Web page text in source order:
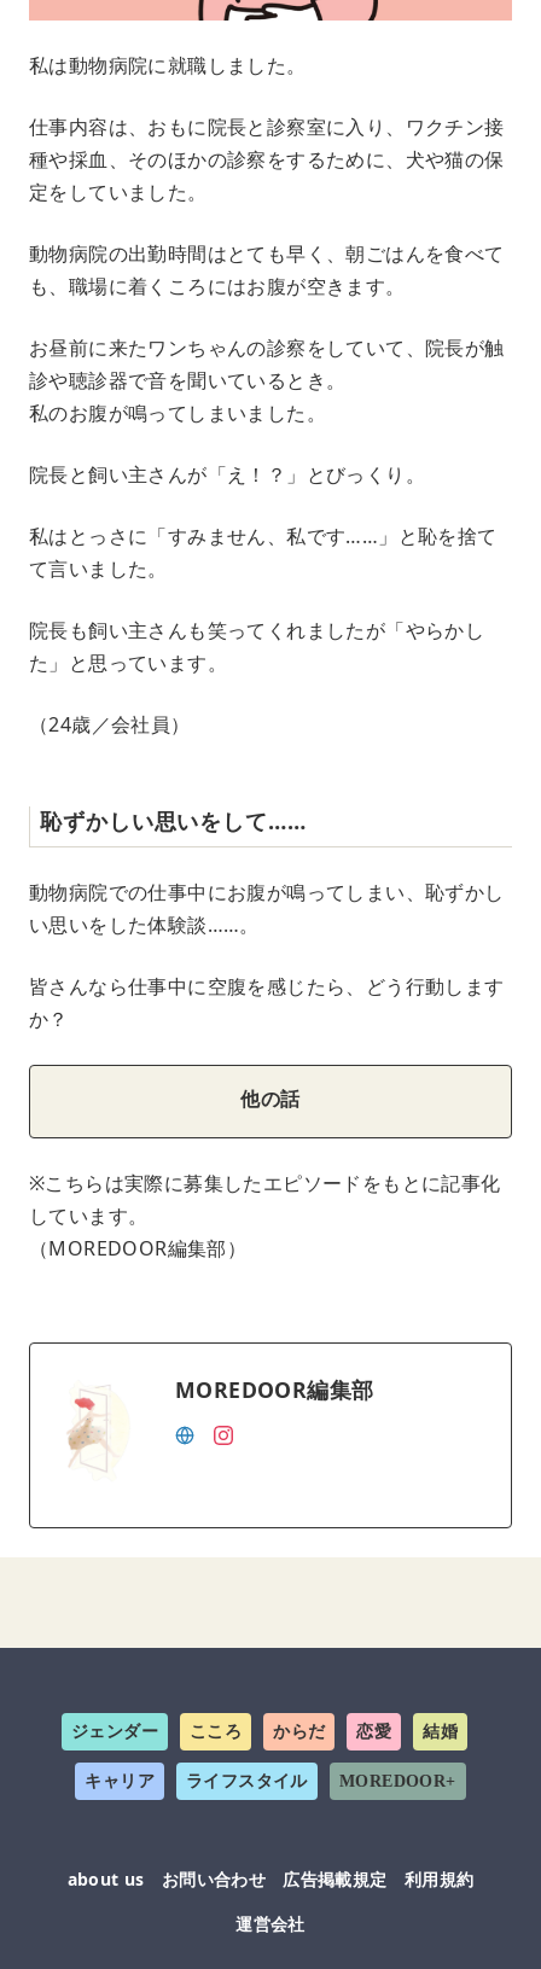
私は動物病院に就職しました。
仕事内容は、おもに院長と診察室に入り、ワクチン接
種や採血、そのほかの診察をするために、犬や猫の保
定をしていました。
動物病院の出勤時間はとても早く、朝ごはんを食べて
も、職場に着くころにはお腹が空きます。
お昼前に来たワンちゃんの診察をしていて、院長が触
診や聴診器で音を聞いているとき。
私のお腹が鳴ってしまいました。
院長と飼い主さんが「え！？」とびっくり。
私はとっさに「すみません、私です……」と恥を捨て
て言いました。
院長も飼い主さんも笑ってくれましたが「やらかし
た」と思っています。
（24歳／会社員）
恥ずかしい思いをして……
動物病院での仕事中にお腹が鳴ってしまい、恥ずかし
い思いをした体験談……。
皆さんなら仕事中に空腹を感じたら、どう行動します
か？
他の話
※こちらは実際に募集したエピソードをもとに記事化
しています。
（MOREDOOR編集部）
MOREDOOR編集部
ジェンダー こころ からだ 恋愛 結婚
キャリア ライフスタイル MOREDOOR+
about us お問い合わせ 広告掲載規定
利用規約
運営会社